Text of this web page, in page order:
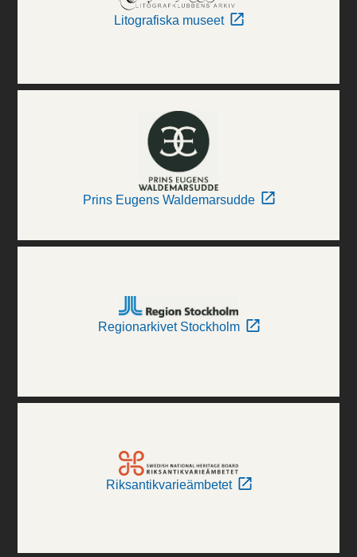
Litografiska museet
Prins Eugens Waldemarsudde
Regionarkivet Stockholm
Riksantikvarieämbetet